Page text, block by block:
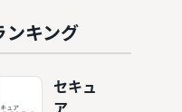
ステム8
選
ンキング
セキュ
ア